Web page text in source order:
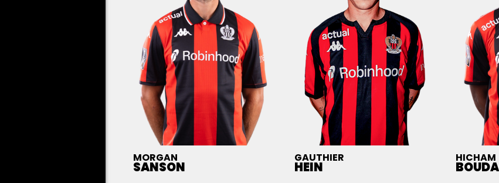
MORGAN
SANSON
GAUTHIER
HEIN
HICHAM